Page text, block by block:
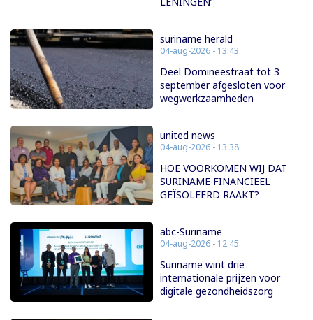
suriname herald
04-aug-2026 - 13:43
Deel Domineestraat tot 3
september afgesloten voor
wegwerkzaamheden
united news
04-aug-2026 - 13:38
HOE VOORKOMEN WIJ DAT
SURINAME FINANCIEEL
GEÏSOLEERD RAAKT?
abc-Suriname
04-aug-2026 - 12:45
Suriname wint drie
internationale prijzen voor
digitale gezondheidszorg